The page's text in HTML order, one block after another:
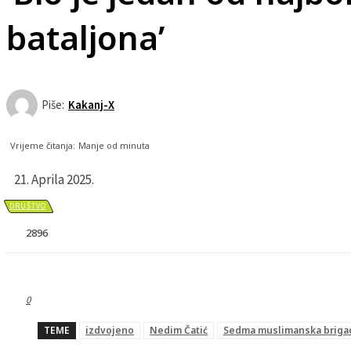
bataljona’
Piše: Kakanj-X
Vrijeme čitanja: Manje od minuta
21. Aprila 2025.
DRUŠTVO
2896
0
TEME izdvojeno Nedim Čatić Sedma muslimanska